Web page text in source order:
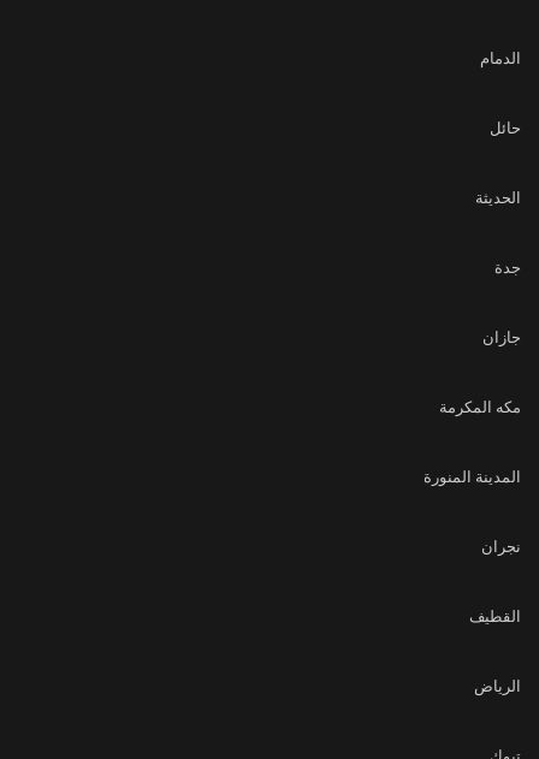
الدمام
حائل
الحديثة
جدة
جازان
مكه المكرمة
المدينة المنورة
نجران
القطيف
الرياض